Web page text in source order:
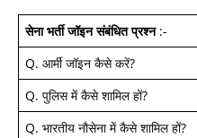
सेना भर्ती जॉइन संबंधित प्रश्न:-
Q. आर्मी जॉइन कैसे करें?
Q. पुलिस में कैसे शामिल हों?
Q. भारतीय नौसेना में कैसे शामिल हों?